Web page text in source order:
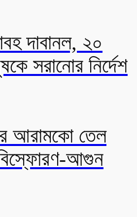
দাবানল, ২০
সরানোর নির্দেশ
আরামকো তেল
বিস্ফোরণ-আগুন